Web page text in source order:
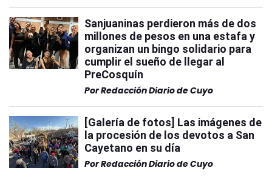
Sanjuaninas perdieron más de dos
millones de pesos en una estafa y
organizan un bingo solidario para
cumplir el sueño de llegar al
PreCosquín
PorRedacción Diario de Cuyo
[Galería de fotos] Las imágenes de
la procesión de los devotos a San
Cayetano en su día
PorRedacción Diario de Cuyo